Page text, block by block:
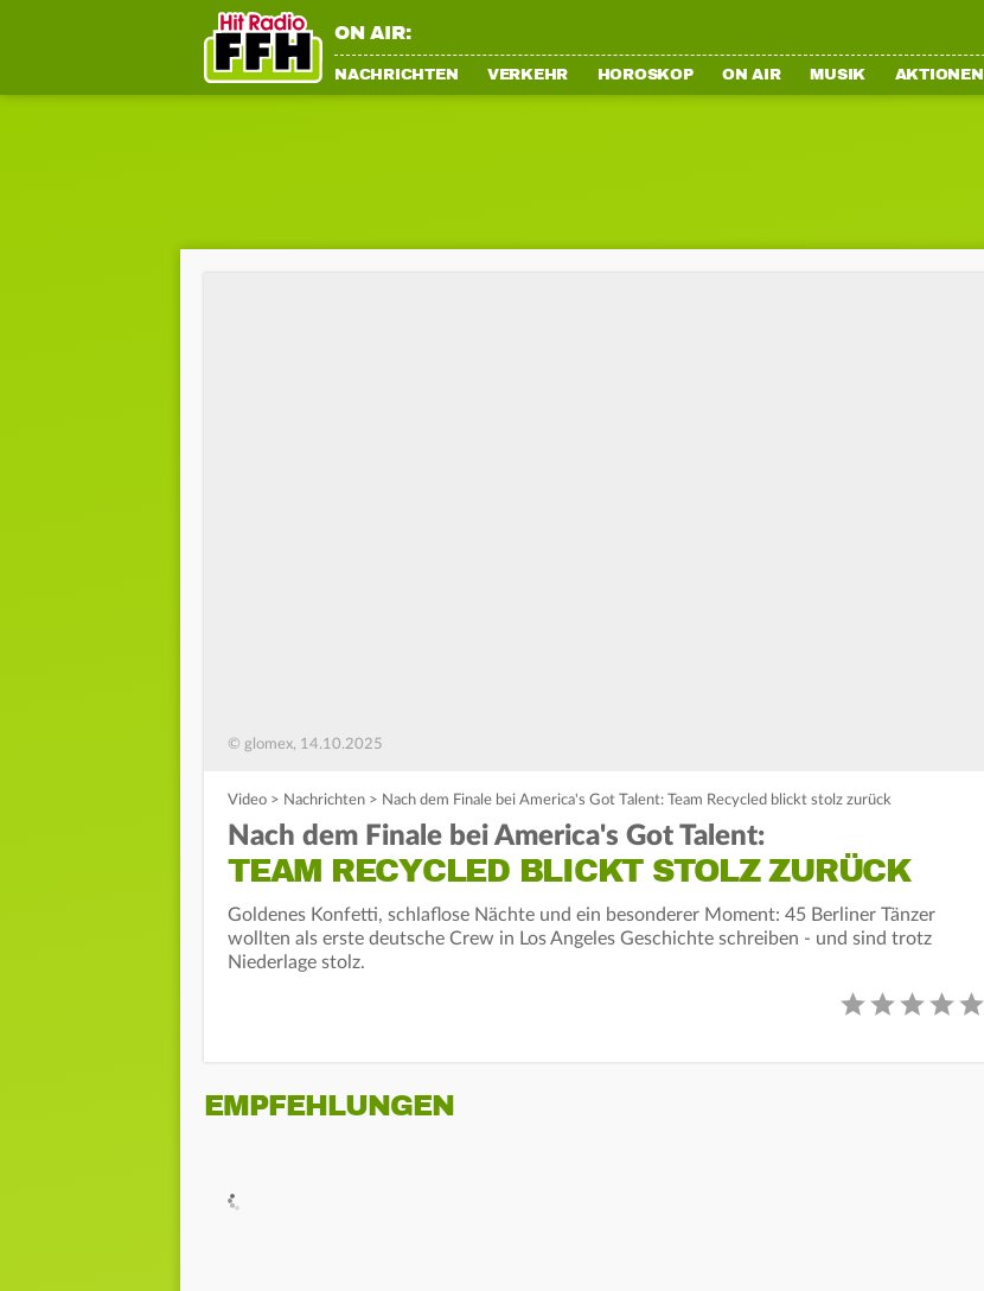
ON AIR:
NACHRICHTEN VERKEHR HOROSKOP ON AIR MUSIK AKTIONEN
© glomex, 14.10.2025
Video > Nachrichten > Nach dem Finale bei America's Got Talent: Team Recycled blickt stolz zurück
Nach dem Finale bei America's Got Talent:
TEAM RECYCLED BLICKT STOLZ ZURÜCK
Goldenes Konfetti, schlaflose Nächte und ein besonderer Moment: 45 Berliner Tänzer
wollten als erste deutsche Crew in Los Angeles Geschichte schreiben - und sind trotz
Niederlage stolz.
EMPFEHLUNGEN